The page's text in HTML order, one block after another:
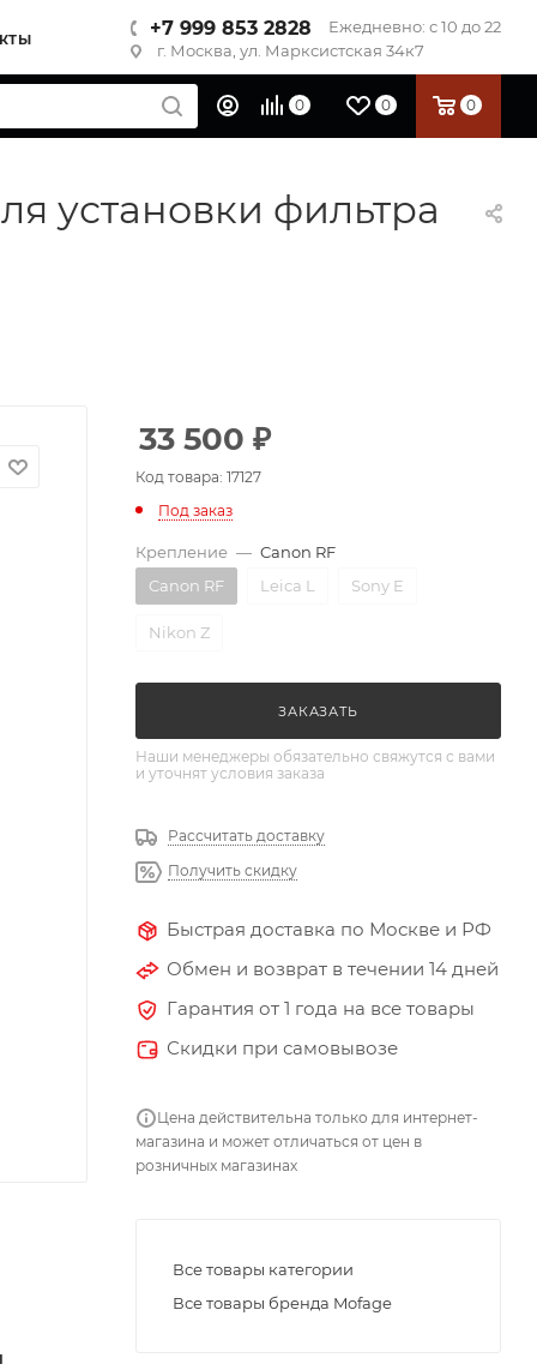
+7 999 853 2828
Ежедневно: с 10 до 22
г. Москва, ул. Марксистская 34к7
0 0 0
установки фильтра
33 500 ₽
Код товара: 17127
Под заказ
Крепление — Canon RF
Canon RF
Leica L Sony E
Nikon Z
ЗАКАЗАТЬ
Наши менеджеры обязательно свяжутся с вами
и уточнят условия заказа
Рассчитать доставку
Получить скидку
Быстрая доставка по Москве и РФ
Обмен и возврат в течении 14 дней
Гарантия от 1 года на все товары
Скидки при самовывозе
Цена действительна только для интернет-
магазина и может отличаться от цен в
розничных магазинах
Все товары категории
Все товары бренда Mofage